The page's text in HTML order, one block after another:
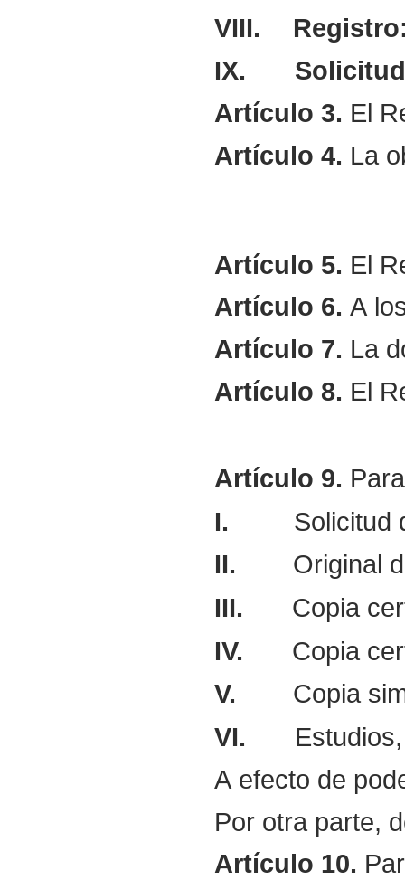
VIII.
IX.
Artículo 3. El
Artículo 4. La
Artículo 5. El
Artículo 6. A
Artículo 7. La
Artículo 8. El
Artículo 9.
I.
Solicitud
II.
Original
III.
Copia
IV.
Copia
V.
Copia
VI.
A efecto de
Por otra parte,
Artículo 10.